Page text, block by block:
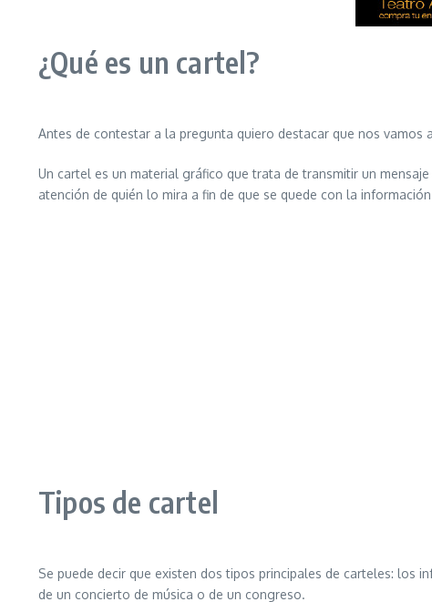
¿Qué es un cartel?
Antes de contestar a la pregunta quiero destacar que nos
Un cartel es un material gráfico que trata de transmitir un
atención de quién lo mira a fin de que se quede con la
Tipos de cartel
Se puede decir que existen dos tipos principales de carteles: los
de un concierto de música o de un congreso.